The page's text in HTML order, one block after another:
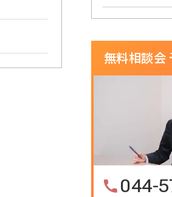
無料相談会
044-